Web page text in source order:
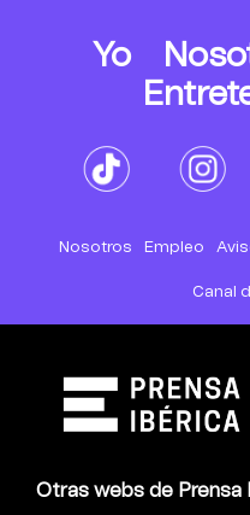
Yo
Nosotros Empleo
Canal
Otras webs de Prensa